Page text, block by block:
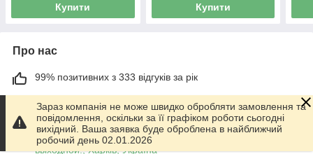
Купити Купити
Про нас
99% позитивних з 333 відгуків за рік
Працює з 01.06.2014
м. Харків
График работы 10.00-17.00. Суббота - Воскресенье
выходной!, Харків, Україна
Зараз компанія не може швидко обробляти замовлення та
повідомлення, оскільки за її графіком роботи сьогодні
вихідний. Ваша заявка буде оброблена в найближчий
робочий день 02.01.2026